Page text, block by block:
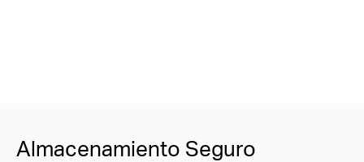
Almacenamiento Seguro